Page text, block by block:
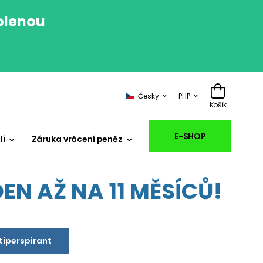
Česky
PHP
Košík
Záruka vrácení peněz E-SHOP
AŽ NA 11 MĚSÍCŮ!